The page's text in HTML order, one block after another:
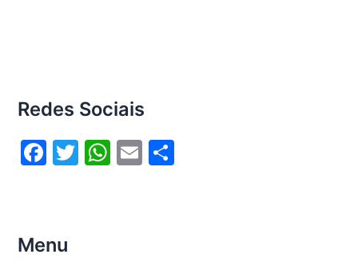
Redes Sociais
F
b
T
W E
Menu